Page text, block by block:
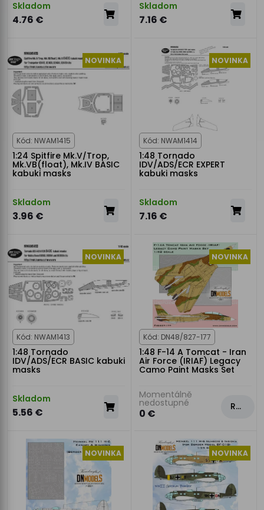
Skladom
4.76 €
Skladom
7.16 €
NOVINKA
Kód: NWAM1415
1:24 Spitfire Mk.V/Trop,
Mk.VB(float), Mk.IV BASIC
kabuki masks
Skladom
3.96 €
NOVINKA
Kód: NWAM1414
1:48 Tornado
IDV/ADS/ECR EXPERT
kabuki masks
Skladom
7.16 €
NOVINKA
Kód: NWAM1413
1:48 Tornado
IDV/ADS/ECR BASIC kabuki
masks
Skladom
5.56 €
NOVINKA
Kód: DN48/827-177
1:48 F-14 A Tomcat - Iran
Air Force (IRIAF) Legacy
Camo Paint Masks Set
Momentálně
nedostupné
0 €
Rezervovat
NOVINKA NOVINKA